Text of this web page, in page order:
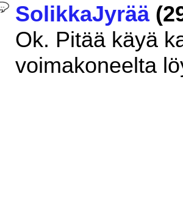
SolikkaJyrää
Ok. Pitää käyä
voimakoneelta